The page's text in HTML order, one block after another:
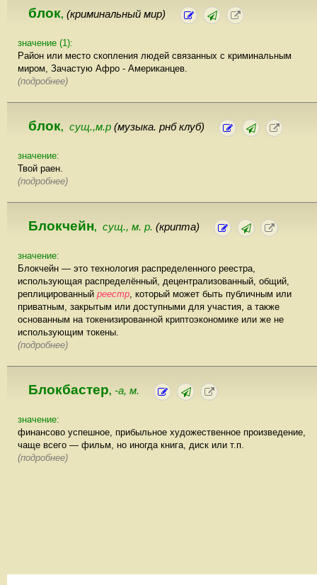
блок, (криминальный мир)
значение (1):
Район или место скопления людей связанных с криминальным
миром, Зачастую Афро - Американцев.
(подробнее)
блок, сущ.,м.р (музыка. рнб клуб)
значение:
Твой раен.
(подробнее)
Блокчейн, сущ., м. р. (крипта)
значение:
Блокчейн — это технология распределенного реестра,
использующая распределённый, децентрализованный, общий,
реплицированный реестр, который может быть публичным или
приватным, закрытым или доступными для участия, а также
основанным на токенизированной криптоэкономике или же не
использующим токены.
(подробнее)
Блокбастер, -а, м.
значение:
финансово успешное, прибыльное художественное произведение,
чаще всего — фильм, но иногда книга, диск или т.п.
(подробнее)